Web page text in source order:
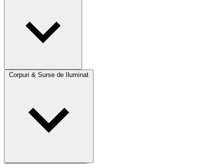
Corpuri & Surse de Iluminat